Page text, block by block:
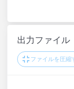
出力ファイル
ファイルを圧縮